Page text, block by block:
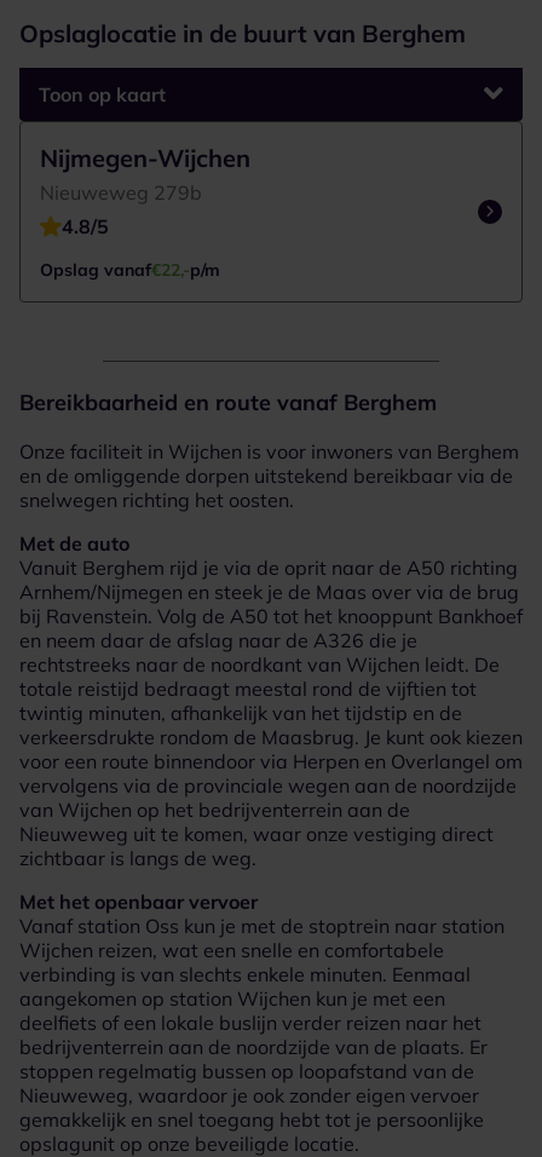
Nijmegen-Wijchen
Nieuweweg 279b
4.8/5
Opslag vanaf€22,-p/m
Toon op kaart
Opslaglocatie in de buurt van Berghem
Bereikbaarheid en route vanaf Berghem
Onze faciliteit in Wijchen is voor inwoners van Berghem
en de omliggende dorpen uitstekend bereikbaar via de
snelwegen richting het oosten.
Met de auto
Vanuit Berghem rijd je via de oprit naar de A50 richting
Arnhem/Nijmegen en steek je de Maas over via de brug
bij Ravenstein. Volg de A50 tot het knooppunt Bankhoef
en neem daar de afslag naar de A326 die je
rechtstreeks naar de noordkant van Wijchen leidt. De
totale reistijd bedraagt meestal rond de vijftien tot
twintig minuten, afhankelijk van het tijdstip en de
verkeersdrukte rondom de Maasbrug. Je kunt ook kiezen
voor een route binnendoor via Herpen en Overlangel om
vervolgens via de provinciale wegen aan de noordzijde
van Wijchen op het bedrijventerrein aan de
Nieuweweg uit te komen, waar onze vestiging direct
zichtbaar is langs de weg.
Met het openbaar vervoer
Vanaf station Oss kun je met de stoptrein naar station
Wijchen reizen, wat een snelle en comfortabele
verbinding is van slechts enkele minuten. Eenmaal
aangekomen op station Wijchen kun je met een
deelfiets of een lokale buslijn verder reizen naar het
bedrijventerrein aan de noordzijde van de plaats. Er
stoppen regelmatig bussen op loopafstand van de
Nieuweweg, waardoor je ook zonder eigen vervoer
gemakkelijk en snel toegang hebt tot je persoonlijke
opslagunit op onze beveiligde locatie.